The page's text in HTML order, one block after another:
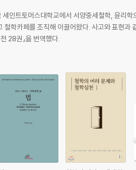
인트토머스대학교에서 서양중세철학, 윤리
학카페를 조직해 이끌어왔다. 사고와 표현과
28권』을 번역했다.